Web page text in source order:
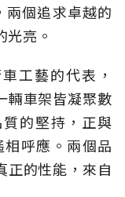
個追求卓越的
亮。
工藝的代表，
輛車架皆凝聚數
的堅持，正與
相呼應。兩個品
正的性能，來自